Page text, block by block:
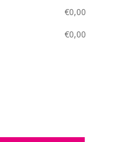
€0,00
€0,00